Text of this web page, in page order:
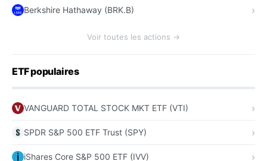
Berkshire Hathaway (BRK.B)
Voir toutes les actions →
ETF populaires
VANGUARD TOTAL STOCK MKT ETF (VTI)
SPDR S&P 500 ETF Trust (SPY)
iShares Core S&P 500 ETF (IVV)